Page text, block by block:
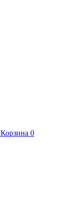
Корзина 0